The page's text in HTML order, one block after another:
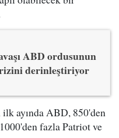
ABD ordusunun
derinleştiriyor
ilk ayında ABD, 850'den
fazla Patriot ve